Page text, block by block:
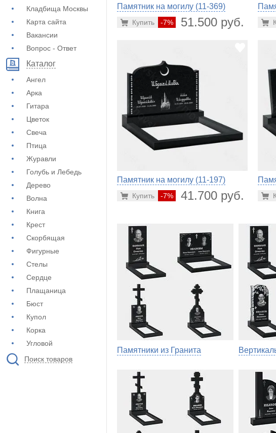
Кладбища Москвы
Карта сайта
Вакансии
Вопрос - Ответ
Каталог
Ангел
Арка
Гитара
Цветок
Свеча
Птица
Журавли
Голубь и Лебедь
Дерево
Волна
Книга
Крест
Скорбящая
Фигурные
Стелы
Сердце
Плащаница
Бюст
Купол
Корка
Угловой
Поиск товаров
Памятник на могилу (11-369)
-7% 51.500 руб.
Купить
Памятник на могилу (11-197)
-7% 41.700 руб.
Купить
Памятники из Гранита